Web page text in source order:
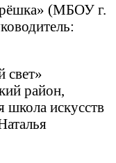
(МБОУ г.
свет»
район,
искусств